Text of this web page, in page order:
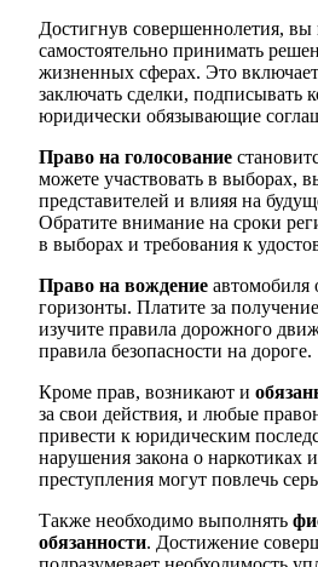
Достигнув совершеннолетия, вы
самостоятельно принимать
жизненных сферах. Это
заключать сделки, подписывать
юридически обязывающие
Право на голосование
можете участвовать в выборах,
представителей и влияя на
Обратите внимание на сроки
в выборах и требования к
Право на вождение автомобиля
горизонты. Платите за
изучите правила дорожного
правила безопасности на дороге.
Кроме прав, возникают и
за свои действия, и любые
привести к юридическим
нарушения закона о наркотиках
преступления могут повлечь
Также необходимо выполнять
обязанности. Достижение